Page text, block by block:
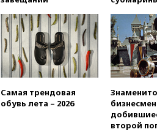
Самая трендовая
обувь лета – 2026
второй